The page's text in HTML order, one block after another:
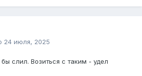
24 июля, 2025
слил. Возиться с таким - удел